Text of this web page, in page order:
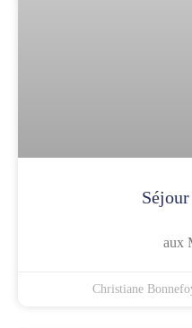
aux
Christiane